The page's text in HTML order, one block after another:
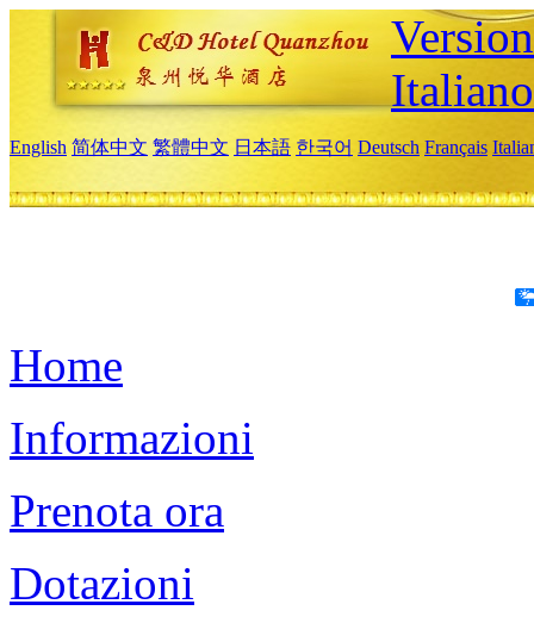
Italiano
English 简体中文 繁體中文 日本語 한국어 Deutsch Français
Home
Informazioni
Prenota ora
Dotazioni